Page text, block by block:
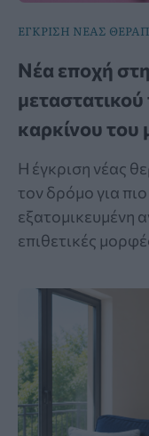
ΕΓΚΡΙΣΗ ΝΕΑΣ
Νέα εποχή
καρκίνου του
Η έγκριση νέας
τον δρόμο για
εξατομικευμένη
επιθετικές